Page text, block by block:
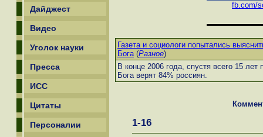
Дайджест
Видео
Уголок науки
Пресса
ИСС
Цитаты
Персоналии
fb.com/
Газета и социологи попытались
Бога(Разное)
В конце 2006 года, спустя всего 15 лет
Бога верят 84% россиян.
1-16